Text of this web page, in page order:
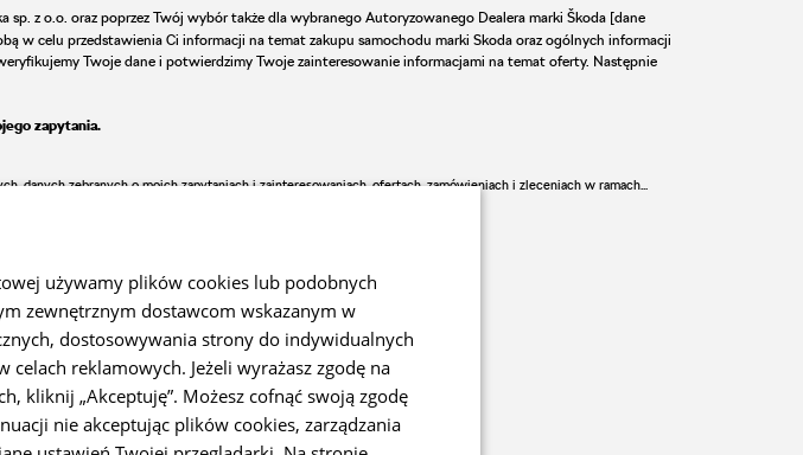
sp. z o.o. oraz poprzez Twój wybór także dla wybranego Autoryzowanego Dealera marki Škoda [dane
w celu przedstawienia Ci informacji na temat zakupu samochodu marki Skoda oraz ogólnych informacji
Twoje dane i potwierdzimy Twoje zainteresowanie informacjami na temat oferty. Następnie
KRS 0000327143, NIP 782-24-63-563, REGON 301062169 (VGP) oraz Preferowany Dealer, działający
albo bezpośrednio w kontakcie z VGP lub z Autoryzowanym Dealerem / Autoryzowanym Partnerem
zapytania.
danych zebranych o moich zapytaniach i zainteresowaniach, ofertach, zamówieniach i zleceniach w ramach...
Telefon
podanych przeze mnie Danych.
stanowić informacje handlowe i marketingowe.
używamy plików cookies lub podobnych
zewnętrznym dostawcom wskazanym w
dostosowywania strony do indywidualnych
reklamowych. Jeżeli wyrażasz zgodę na
kliknij „Akceptuję”. Możesz cofnąć swoją zgodę
nie akceptując plików cookies, zarządzania